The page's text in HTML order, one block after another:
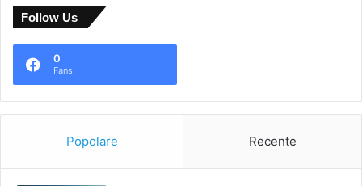
Follow Us
0
Fans
Popolare Recente